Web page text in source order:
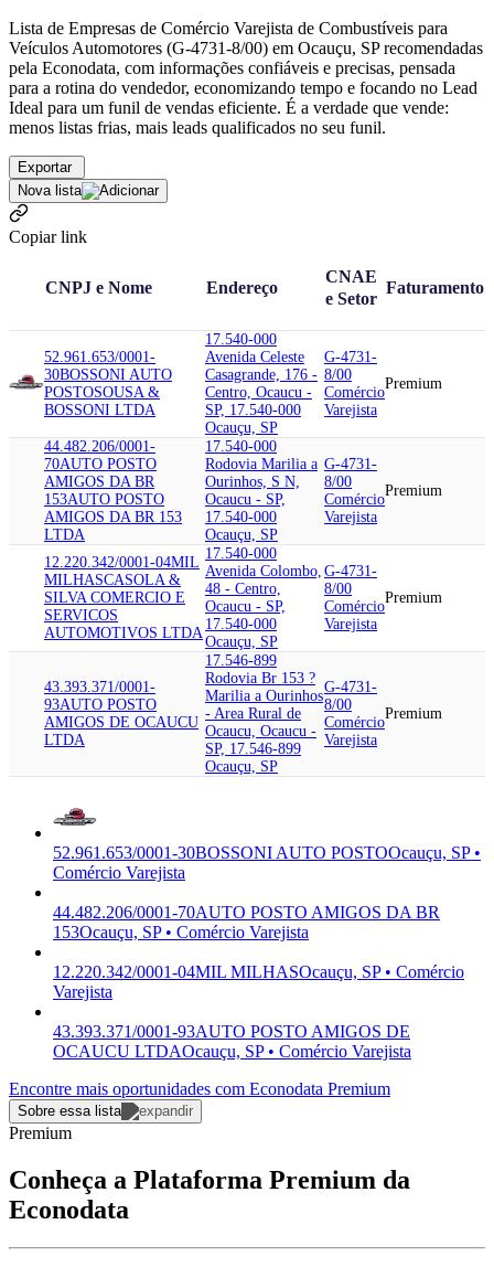
Lista de Empresas de Comércio Varejista de Combustíveis para
Veículos Automotores (G-4731-8/00) em Ocauçu, SP recomendadas
pela Econodata, com informações confiáveis e precisas, pensada
para a rotina do vendedor, economizando tempo e focando no Lead
Ideal para um funil de vendas eficiente. É a verdade que vende:
menos listas frias, mais leads qualificados no seu funil.
Exportar
Nova lista
Copiar link
CNPJ e Nome Endereço
CNAE
e Setor
Faturamento
52.961.653/0001-
30BOSSONI AUTO
POSTOSOUSA &
BOSSONI LTDA
17.540-000
Avenida Celeste
Casagrande, 176 -
Centro, Ocaucu -
SP, 17.540-000
Ocauçu, SP
G-4731-
8/00
Comércio
Varejista
Premium
44.482.206/0001-
70AUTO POSTO
AMIGOS DA BR
153AUTO POSTO
AMIGOS DA BR 153
LTDA
17.540-000
Rodovia Marilia a
Ourinhos, S N,
Ocaucu - SP,
17.540-000
Ocauçu, SP
G-4731-
8/00
Comércio
Varejista
Premium
12.220.342/0001-04MIL
MILHASCASOLA &
SILVA COMERCIO E
SERVICOS
AUTOMOTIVOS LTDA
17.540-000
Avenida Colombo,
48 - Centro,
Ocaucu - SP,
17.540-000
Ocauçu, SP
G-4731-
8/00
Comércio
Varejista
Premium
43.393.371/0001-
93AUTO POSTO
AMIGOS DE OCAUCU
LTDA
17.546-899
Rodovia Br 153 ?
Marilia a Ourinhos
- Area Rural de
Ocaucu, Ocaucu -
SP, 17.546-899
Ocauçu, SP
G-4731-
8/00
Comércio
Varejista
Premium
52.961.653/0001-30BOSSONI AUTO POSTOOcauçu, SP •
Comércio Varejista
44.482.206/0001-70AUTO POSTO AMIGOS DA BR
153Ocauçu, SP • Comércio Varejista
12.220.342/0001-04MIL MILHASOcauçu, SP • Comércio
Varejista
43.393.371/0001-93AUTO POSTO AMIGOS DE
OCAUCU LTDAOcauçu, SP • Comércio Varejista
Encontre mais oportunidades com Econodata Premium
Sobre essa lista
Premium
Conheça a Plataforma Premium da
Econodata